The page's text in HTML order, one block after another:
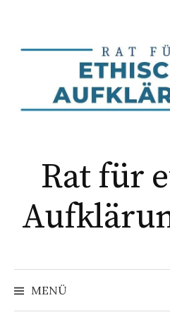
Inhalt
Rat für
MENÜ